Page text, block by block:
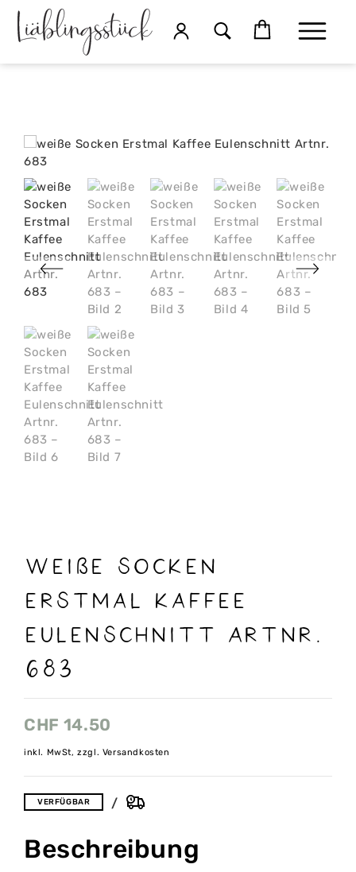
weiße Socken
Erstmal Kaffee
Eulenschnitt Artnr.
683
CHF 14.50
inkl. MwSt, zzgl. Versandkosten
VERFÜGBAR
Beschreibung